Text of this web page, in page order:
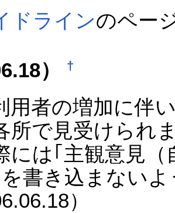
ドラインのペー
） †
用者の増加に伴
所で見受けられ
には｢主観意見
書き込まない
）